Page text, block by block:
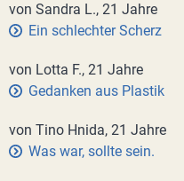
von Sandra L., 21 Jahre
Ein schlechter Scherz
von Lotta F., 21 Jahre
Gedanken aus Plastik
von Tino Hnida, 21 Jahre
Was war, sollte sein.